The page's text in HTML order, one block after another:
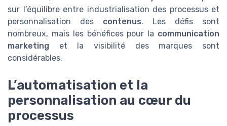
sur l’équilibre entre industrialisation des processus et
personnalisation des contenus. Les défis sont
nombreux, mais les bénéfices pour la communication
marketing et la visibilité des marques sont
considérables.
L’automatisation et la
personnalisation au cœur du
processus